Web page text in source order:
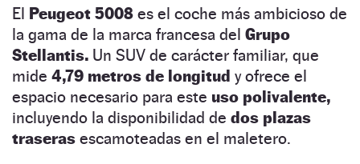
El Peugeot 5008 es el coche más ambicioso de
la gama de la marca francesa del Grupo
Stellantis. Un SUV de carácter familiar, que
mide 4,79 metros de longitud y ofrece el
espacio necesario para este uso polivalente,
incluyendo la disponibilidad de dos plazas
traseras escamoteadas en el maletero.